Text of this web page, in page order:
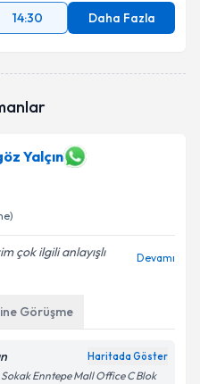
14:30 Daha Fazla
Yalçın
çok ilgili anlayışlı
Devamı
Görüşme
Haritada Göster
Enntepe Mall Office C Blok